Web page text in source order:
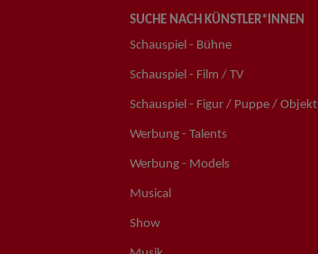
SUCHE NACH KÜNSTLER*INNEN
Schauspiel - Bühne
Schauspiel - Film / TV
Schauspiel - Figur / Puppe / Objekt
Werbung - Talents
Werbung - Models
Musical
Show